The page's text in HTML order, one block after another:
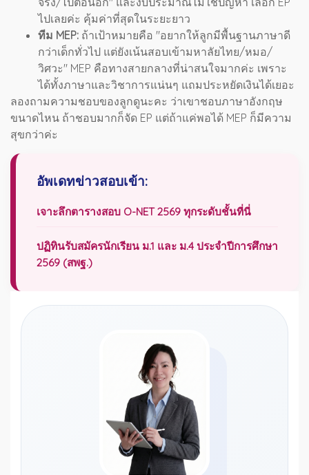
ไปเลยค่ะ คุ้มค่าที่สุดในระยะยาว
ทีม MEP: ถ้าเป้าหมายคือ "อยากให้ลูกมีพื้นฐานภาษาดี
กว่าเด็กทั่วไป แต่ยังเน้นสอบเข้ามหาลัยไทย/หมอ/
วิศวะ" MEP คือทางสายกลางที่น่าสนใจมากค่ะ เพราะ
ได้ทั้งภาษาและวิชาการแน่นๆ แถมประหยัดเงินได้เยอะ
ลองถามความชอบของลูกดูนะคะ ว่าเขาชอบภาษาอังกฤษ
ขนาดไหน ถ้าชอบมากก็จัด EP แต่ถ้าแค่พอได้ MEP ก็มีความ
สุขกว่าค่ะ
อัพเดทข่าวสอบเข้า:
เจาะลึกตารางสอบ O-NET 2569 ทุกระดับชั้นที่นี่
ปฏิทินรับสมัครนักเรียน ม.1 และ ม.4 ประจำปีการศึกษา
2569 (สพฐ.)